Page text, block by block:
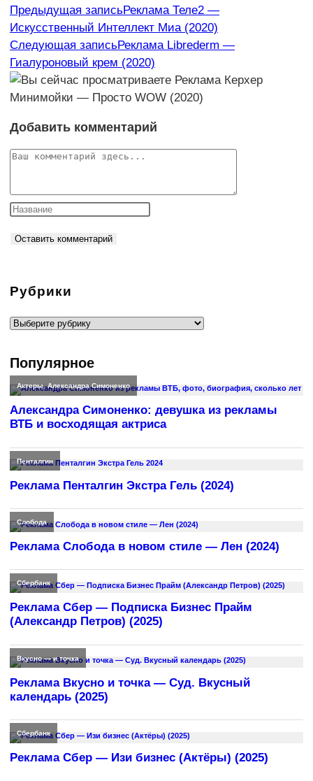
Еще
статьи
Предыдущая записьРеклама Теле2 —
Искусственный Интеллект Миа (2020)
Следующая записьРеклама Librederm —
Гиалуроновый крем (2020)
Добавить комментарий
Комментарий
Рубрики
Рубрики
Популярное
Актеры,Александра Симоненко
Александра Симоненко: девушка из рекламы
ВТБ и восходящая актриса
Пенталгин
Реклама Пенталгин Экстра Гель (2024)
Слобода
Реклама Слобода в новом стиле — Лен (2024)
Сбербанк
Реклама Сбер — Подписка Бизнес Прайм
(Александр Петров) (2025)
Вкусно — и точка
Реклама Вкусно и точка — Суд. Вкусный
календарь (2025)
Сбербанк
Реклама Сбер — Изи бизнес (Актёры) (2025)